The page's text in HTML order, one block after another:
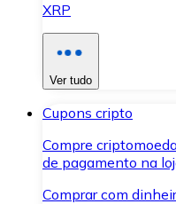
XRP
Ver tudo
Cupons cripto
Compre
de pagamento na
Comprar com